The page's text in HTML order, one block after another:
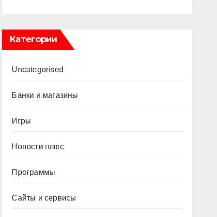
Категории
Uncategorised
Банки и магазины
Игры
Новости плюс
Программы
Сайты и сервисы